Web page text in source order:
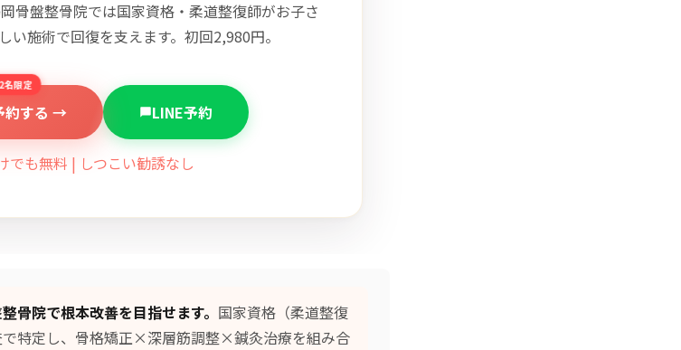
骨盤整骨院では国家資格・柔道整復師がお子さ
い施術で回復を支えます。初回2,980円。
名限定
約する → LINE予約
でも無料 | しつこい勧誘なし
骨院で根本改善を目指せます。 国家資格（柔道整復
特定し、 骨格矯正×深層筋調整×鍼灸治療を組み合